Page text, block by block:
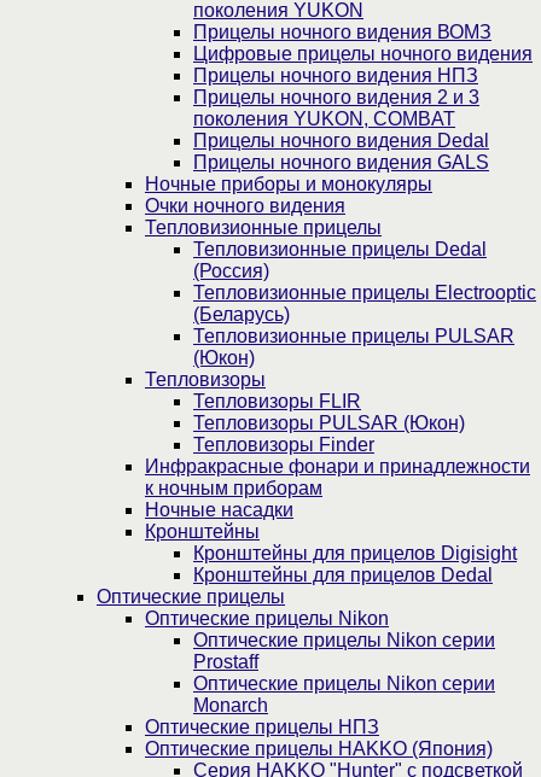
поколения YUKON
Прицелы ночного видения ВОМЗ
Цифровые прицелы ночного видения
Прицелы ночного видения НПЗ
Прицелы ночного видения 2 и 3
поколения YUKON, COMBAT
Прицелы ночного видения Dedal
Прицелы ночного видения GALS
Ночные приборы и монокуляры
Очки ночного видения
Тепловизионные прицелы
Тепловизионные прицелы Dedal
(Россия)
Тепловизионные прицелы Electrooptic
(Беларусь)
Тепловизионные прицелы PULSAR
(Юкон)
Тепловизоры
Тепловизоры FLIR
Тепловизоры PULSAR (Юкон)
Тепловизоры Finder
Инфракрасные фонари и принадлежности
к ночным приборам
Ночные насадки
Кронштейны
Кронштейны для прицелов Digisight
Кронштейны для прицелов Dedal
Оптические прицелы
Оптические прицелы Nikon
Оптические прицелы Nikon серии
Prostaff
Оптические прицелы Nikon серии
Monarch
Оптические прицелы НПЗ
Оптические прицелы HAKKO (Япония)
Cерия HAKKO "Hunter" с подсветкой